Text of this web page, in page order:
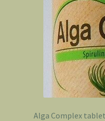
Alga Complex